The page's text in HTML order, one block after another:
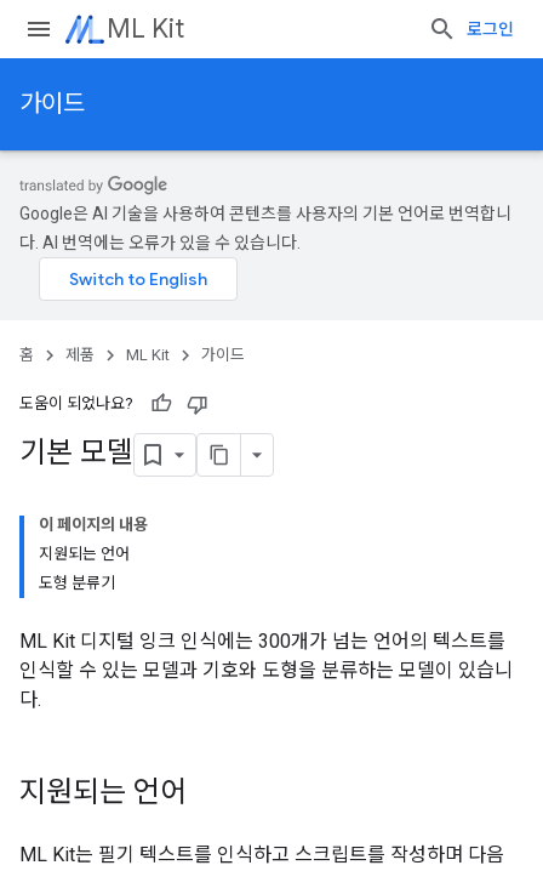
ML Kit 로그인
가이드
Google은 AI 기술을 사용하여 콘텐츠를 사용자의 기본 언어로 번역합니
다. AI 번역에는 오류가 있을 수 있습니다.
홈 제품 ML Kit 가이드
도움이 되었나요?
기본 모델
이 페이지의 내용
지원되는 언어
도형 분류기
ML Kit 디지털 잉크 인식에는 300개가 넘는 언어의 텍스트를
인식할 수 있는 모델과 기호와 도형을 분류하는 모델이 있습니
다.
지원되는 언어
ML Kit는 필기 텍스트를 인식하고 스크립트를 작성하며 다음